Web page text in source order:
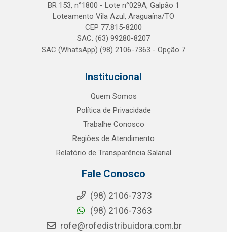
BR 153, n°1800 - Lote n°029A, Galpão 1
Loteamento Vila Azul, Araguaína/TO
CEP 77.815-8200
SAC: (63) 99280-8207
SAC (WhatsApp) (98) 2106-7363 - Opção 7
Institucional
Quem Somos
Política de Privacidade
Trabalhe Conosco
Regiões de Atendimento
Relatório de Transparência Salarial
Fale Conosco
(98) 2106-7373
(98) 2106-7363
rofe@rofedistribuidora.com.br